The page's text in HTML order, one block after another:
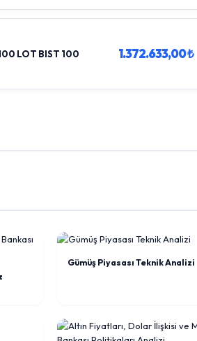
LOT BIST 100 1.372.633,00 ₺
Gümüş Piyasası Teknik Analizi